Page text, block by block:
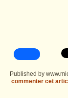
Published by
commenter cet